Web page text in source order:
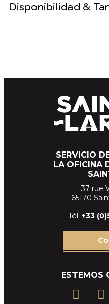
Disponibilidad &
SERVICIO
LA OFICINA
37 rue
65170
Tél. +33 (
ESTEMOS